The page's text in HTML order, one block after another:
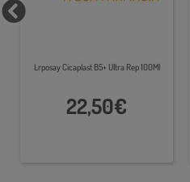
Lrposay Cicaplast B5+ Ultra Rep 100Ml
22,50€